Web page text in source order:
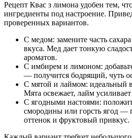
Рецепт Квас з лимона удобен тем,
ингредиенты под настроение.
проверенных вариантов.
С медом: замените часть
вкуса. Мед дает тонкую
ароматов.
С имбирем и лимоном:
— получится бодрящий, чуть
С мятой и лаймом: идеальный
Мята освежает, лайм
С ягодными настоями:
смородины или горсть ягод —
оттенок и фруктовый привкус.